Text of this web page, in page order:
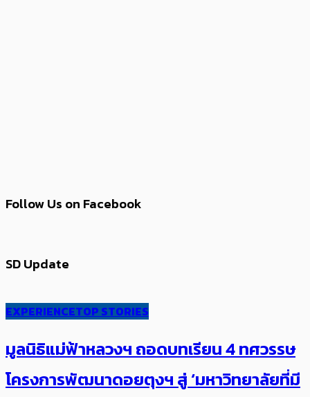
Follow Us on Facebook
SD Update
EXPERIENCETOP STORIES
มูลนิธิแม่ฟ้าหลวงฯ ถอดบทเรียน 4 ทศวรรษ
โครงการพัฒนาดอยตุงฯ สู่ ‘มหาวิทยาลัยที่มี